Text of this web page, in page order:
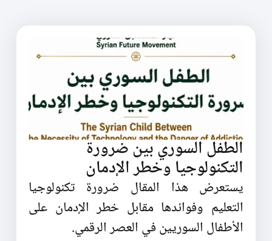
الطفل السوري بين ضرورة
التكنولوجيا وخطر الإدمان
يستعرض هذا المقال ضرورة تكنولوجيا
التعليم وفوائدها مقابل خطر الإدمان على
الأطفال السوريين في العصر الرقمي.